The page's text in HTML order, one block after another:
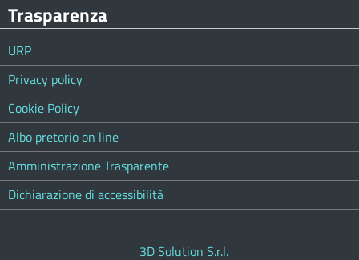
Trasparenza
URP
Privacy policy
Cookie Policy
Albo pretorio on line
Amministrazione Trasparente
Dichiarazione di accessibilità
3D Solution S.r.l.